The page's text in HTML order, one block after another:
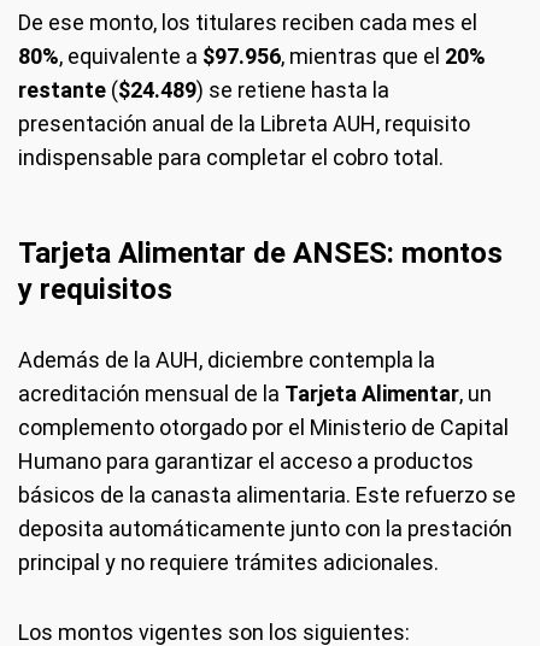
De ese monto, los titulares reciben cada mes el
80%, equivalente a $97.956, mientras que el 20%
restante ($24.489) se retiene hasta la
presentación anual de la Libreta AUH, requisito
indispensable para completar el cobro total.
Tarjeta Alimentar de ANSES: montos
y requisitos
Además de la AUH, diciembre contempla la
acreditación mensual de la Tarjeta Alimentar, un
complemento otorgado por el Ministerio de Capital
Humano para garantizar el acceso a productos
básicos de la canasta alimentaria. Este refuerzo se
deposita automáticamente junto con la prestación
principal y no requiere trámites adicionales.
Los montos vigentes son los siguientes: